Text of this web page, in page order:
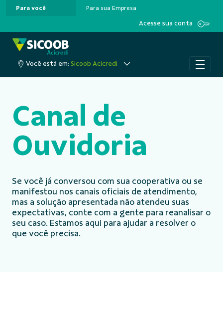
Pular para o Conteúdo principal
Para você Para sua Empresa
Acesse sua conta
Você está em: Sicoob Acicredi
Canal de
Ouvidoria
Se você já conversou com sua cooperativa ou se
manifestou nos canais oficiais de atendimento,
mas a solução apresentada não atendeu suas
expectativas, conte com a gente para reanalisar o
seu caso. Estamos aqui para ajudar a resolver o
que você precisa.